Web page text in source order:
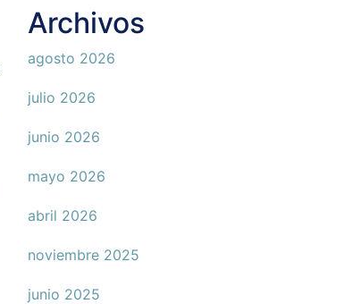
Archivos
agosto 2026
julio 2026
junio 2026
mayo 2026
abril 2026
noviembre 2025
junio 2025